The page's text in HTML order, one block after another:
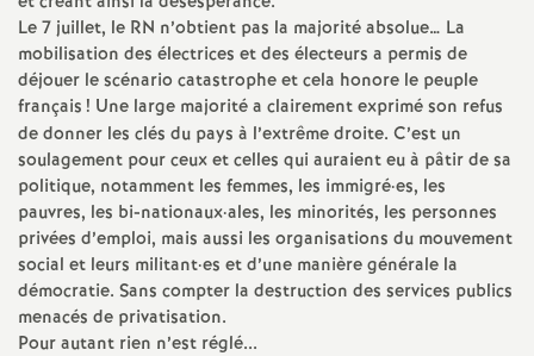
E
n
s
e
i
Le 7 juillet, le RN n’obtient pas la majorité absolue… La
mobilisation des électrices et des électeurs a permis de
déjouer le scénario catastrophe et cela honore le peuple
français ! Une large majorité a clairement exprimé son refus
de donner les clés du pays à l’extrême droite. C’est un
soulagement pour ceux et celles qui auraient eu à pâtir de sa
politique, notamment les femmes, les immigré·es, les
pauvres, les bi-nationaux·ales, les minorités, les personnes
privées d’emploi, mais aussi les organisations du mouvement
social et leurs militant·es et d’une manière générale la
démocratie. Sans compter la destruction des services publics
menacés de privatisation.
Pour autant rien n’est réglé...